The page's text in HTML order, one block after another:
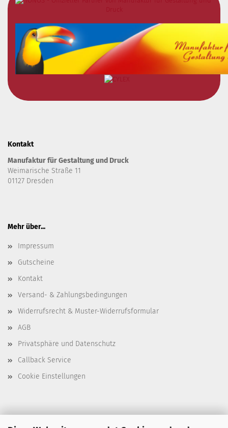
Kontakt
Manufaktur für Gestaltung und Druck
Weimarische Straße 11
01127 Dresden
Mehr über...
Impressum
Gutscheine
Kontakt
Versand- & Zahlungsbedingungen
Widerrufsrecht & Muster-Widerrufsformular
AGB
Privatsphäre und Datenschutz
Callback Service
Cookie Einstellungen